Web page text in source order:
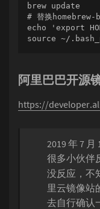
brew update
# 替换
echo 'export
source ~/
阿里巴巴开源
https://
2019 年 7 月
很多小伙伴
没反应，不
里云镜像站
去自行确认